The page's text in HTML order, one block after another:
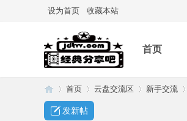
设为首页 收藏本站
首页
首页 云盘交流区 新手交流
发新帖